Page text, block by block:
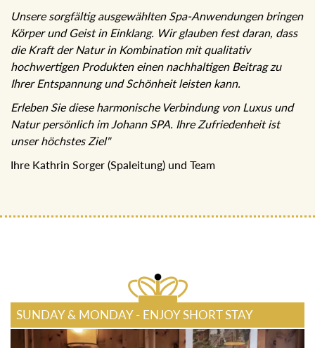
Unsere sorgfältig ausgewählten Spa-Anwendungen bringen
Körper und Geist in Einklang. Wir glauben fest daran, dass
die Kraft der Natur in Kombination mit qualitativ
hochwertigen Produkten einen nachhaltigen Beitrag zu
Ihrer Entspannung und Schönheit leisten kann.
Erleben Sie diese harmonische Verbindung von Luxus und
Natur persönlich im Johann SPA. Ihre Zufriedenheit ist
unser höchstes Ziel"
Ihre Kathrin Sorger (Spaleitung) und Team
SUNDAY & MONDAY - ENJOY SHORT STAY